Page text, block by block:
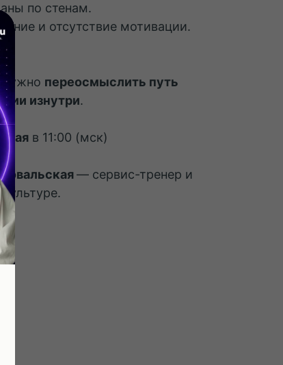
по стенам.
и отсутствие мотивации.
нужно переосмыслить путь
изнутри.
мая в 11:00 (мск)
— сервис-тренер и